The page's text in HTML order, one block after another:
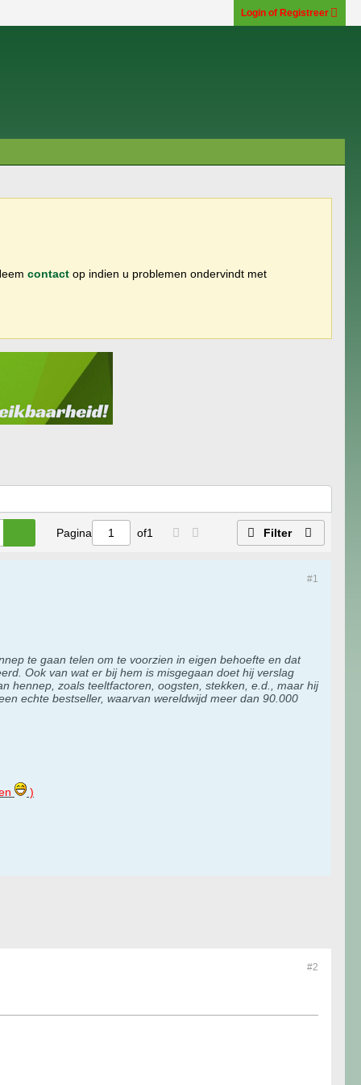
Login of Registreer
contact op indien u problemen ondervindt met
Pagina of1 Filter
#1
te gaan telen om te voorzien in eigen behoefte en dat
Ook van wat er bij hem is misgegaan doet hij verslag
hennep, zoals teeltfactoren, oogsten, stekken, e.d., maar hij
echte bestseller, waarvan wereldwijd meer dan 90.000
)
#2